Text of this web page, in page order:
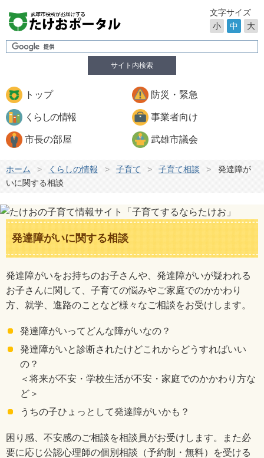
サイト内検索
文字サイズ
小
中 大
トップ 防災・緊急
くらしの情報 事業者向け
市長の部屋 武雄市議会
ホーム > くらしの情報 > 子育て > 子育て相談 >
発達障が
いに関する相談
発達障がいに関する相談
発達障がいをお持ちのお子さんや、発達障がいが疑われる
お子さんに関して、子育ての悩みやご家庭でのかかわり
方、就学、進路のことなど様々なご相談をお受けします。
発達障がいってどんな障がいなの？
発達障がいと診断されたけどこれからどうすればいい
の？
＜将来が不安・学校生活が不安・家庭でのかかわり方な
ど＞
うちの子ひょっとして発達障がいかも？
困り感、不安感のご相談を相談員がお受けします。また必
要に応じ公認心理師の個別相談（予約制・無料）を受ける